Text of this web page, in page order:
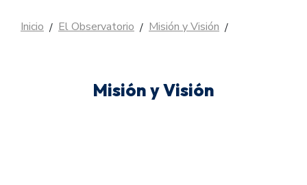
Inicio / El Observatorio / Misión y Visión /
Misión y Visión